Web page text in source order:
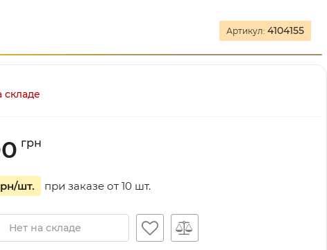
Артикул: 4104155
складе
грн
/шт. при заказе от 10 шт.
Нет на складе